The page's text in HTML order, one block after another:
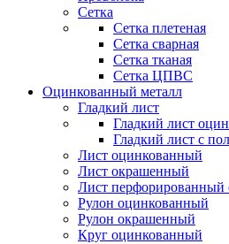
Сетка
Сетка плетеная
Сетка сварная
Сетка тканая
Сетка ЦПВС
Оцинкованный металл
Гладкий лист
Гладкий лист
Гладкий лист с
Лист оцинкованный
Лист окрашенный
Лист перфорированный
Рулон оцинкованный
Рулон окрашенный
Круг оцинкованный